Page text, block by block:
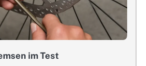
im Test